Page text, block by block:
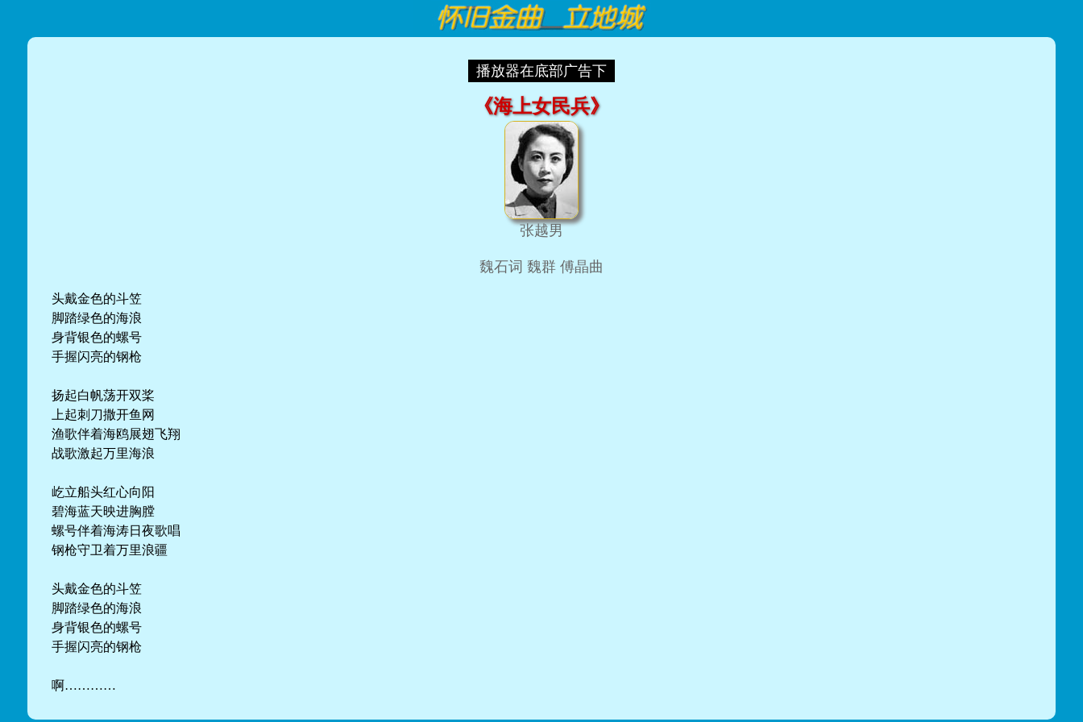
播放器在底部广告下
《海上女民兵》
张越男
魏石词 魏群 傅晶曲
头戴金色的斗笠
脚踏绿色的海浪
身背银色的螺号
手握闪亮的钢枪
扬起白帆荡开双桨
上起刺刀撒开鱼网
渔歌伴着海鸥展翅飞翔
战歌激起万里海浪
屹立船头红心向阳
碧海蓝天映进胸膛
螺号伴着海涛日夜歌唱
钢枪守卫着万里浪疆
头戴金色的斗笠
脚踏绿色的海浪
身背银色的螺号
手握闪亮的钢枪
啊…………